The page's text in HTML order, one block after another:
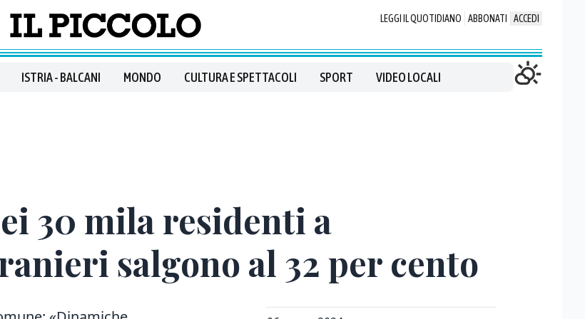
LEGGI IL QUOTIDIANO ABBONATI ACCEDI
ISTRIA - BALCANI MONDO CULTURA E SPETTACOLI SPORT VIDEO LOCALI
30 mila residenti a
salgono al 32 per cento